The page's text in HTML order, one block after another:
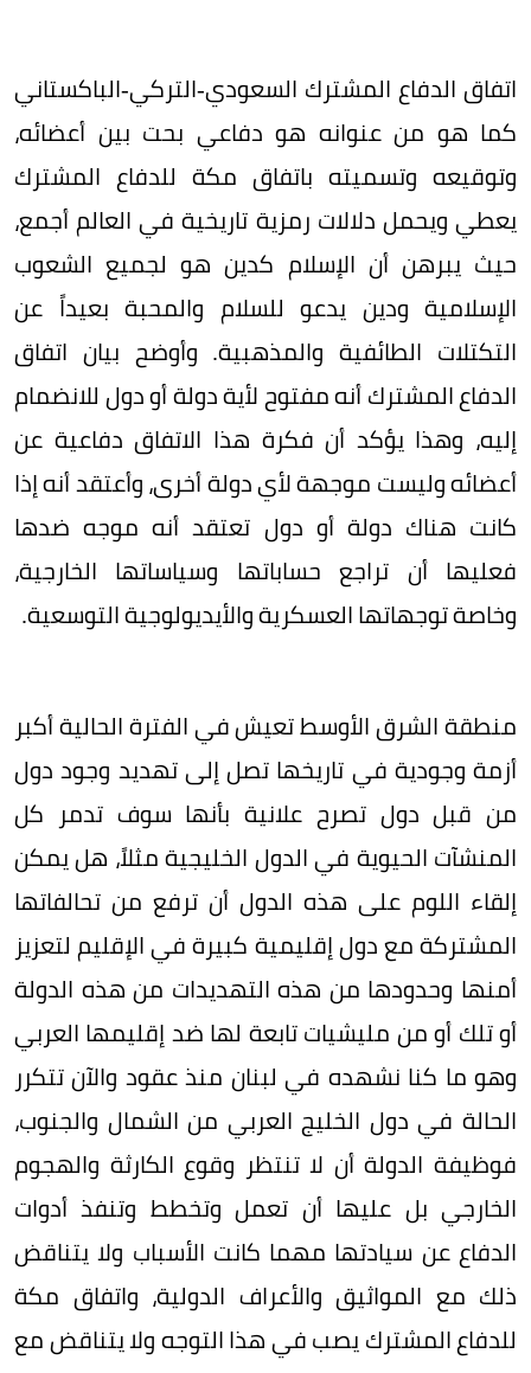
اتفاق الدفاع المشترك السعودي-التركي-الباكستاني
كما هو من عنوانه هو دفاعي بحت بين أعضائه،
وتوقيعه وتسميته باتفاق مكة للدفاع المشترك
يعطي ويحمل دلالات رمزية تاريخية في العالم أجمع،
حيث يبرهن أن الإسلام كدين هو لجميع الشعوب
الإسلامية ودين يدعو للسلام والمحبة بعيداً عن
التكتلات الطائفية والمذهبية. وأوضح بيان اتفاق
الدفاع المشترك أنه مفتوح لأية دولة أو دول للانضمام
إليه، وهذا يؤكد أن فكرة هذا الاتفاق دفاعية عن
أعضائه وليست موجهة لأي دولة أخرى، وأعتقد أنه إذا
كانت هناك دولة أو دول تعتقد أنه موجه ضدها
فعليها أن تراجع حساباتها وسياساتها الخارجية،
وخاصة توجهاتها العسكرية والأيديولوجية التوسعية.
منطقة الشرق الأوسط تعيش في الفترة الحالية أكبر
أزمة وجودية في تاريخها تصل إلى تهديد وجود دول
من قبل دول تصرح علانية بأنها سوف تدمر كل
المنشآت الحيوية في الدول الخليجية مثلاً، هل يمكن
إلقاء اللوم على هذه الدول أن ترفع من تحالفاتها
المشتركة مع دول إقليمية كبيرة في الإقليم لتعزيز
أمنها وحدودها من هذه التهديدات من هذه الدولة
أو تلك أو من مليشيات تابعة لها ضد إقليمها العربي
وهو ما كنا نشهده في لبنان منذ عقود والآن تتكرر
الحالة في دول الخليج العربي من الشمال والجنوب،
فوظيفة الدولة أن لا تنتظر وقوع الكارثة والهجوم
الخارجي بل عليها أن تعمل وتخطط وتنفذ أدوات
الدفاع عن سيادتها مهما كانت الأسباب ولا يتناقض
ذلك مع المواثيق والأعراف الدولية، واتفاق مكة
للدفاع المشترك يصب في هذا التوجه ولا يتناقض مع